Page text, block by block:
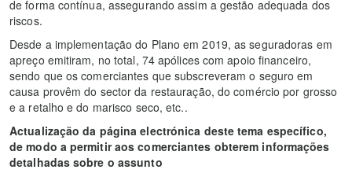
de forma contínua, assegurando assim a gestão adequada dos
riscos.
Desde a implementação do Plano em 2019, as seguradoras em
apreço emitiram, no total, 74 apólices com apoio financeiro,
sendo que os comerciantes que subscreveram o seguro em
causa provêm do sector da restauração, do comércio por grosso
e a retalho e do marisco seco, etc..
Actualização da página electrónica deste tema específico,
de modo a permitir aos comerciantes obterem informações
detalhadas sobre o assunto